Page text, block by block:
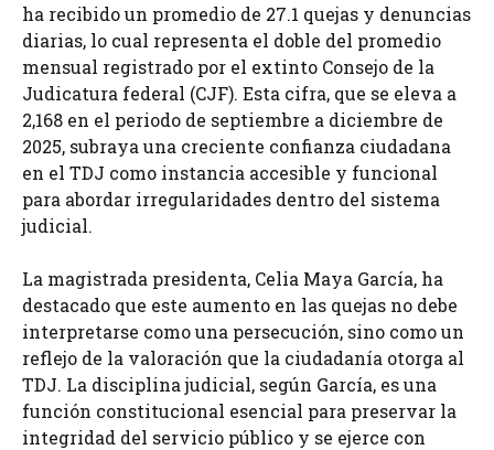
ha recibido un promedio de 27.1 quejas y denuncias
diarias, lo cual representa el doble del promedio
mensual registrado por el extinto Consejo de la
Judicatura federal (CJF). Esta cifra, que se eleva a
2,168 en el periodo de septiembre a diciembre de
2025, subraya una creciente confianza ciudadana
en el TDJ como instancia accesible y funcional
para abordar irregularidades dentro del sistema
judicial.
La magistrada presidenta, Celia Maya García, ha
destacado que este aumento en las quejas no debe
interpretarse como una persecución, sino como un
reflejo de la valoración que la ciudadanía otorga al
TDJ. La disciplina judicial, según García, es una
función constitucional esencial para preservar la
integridad del servicio público y se ejerce con